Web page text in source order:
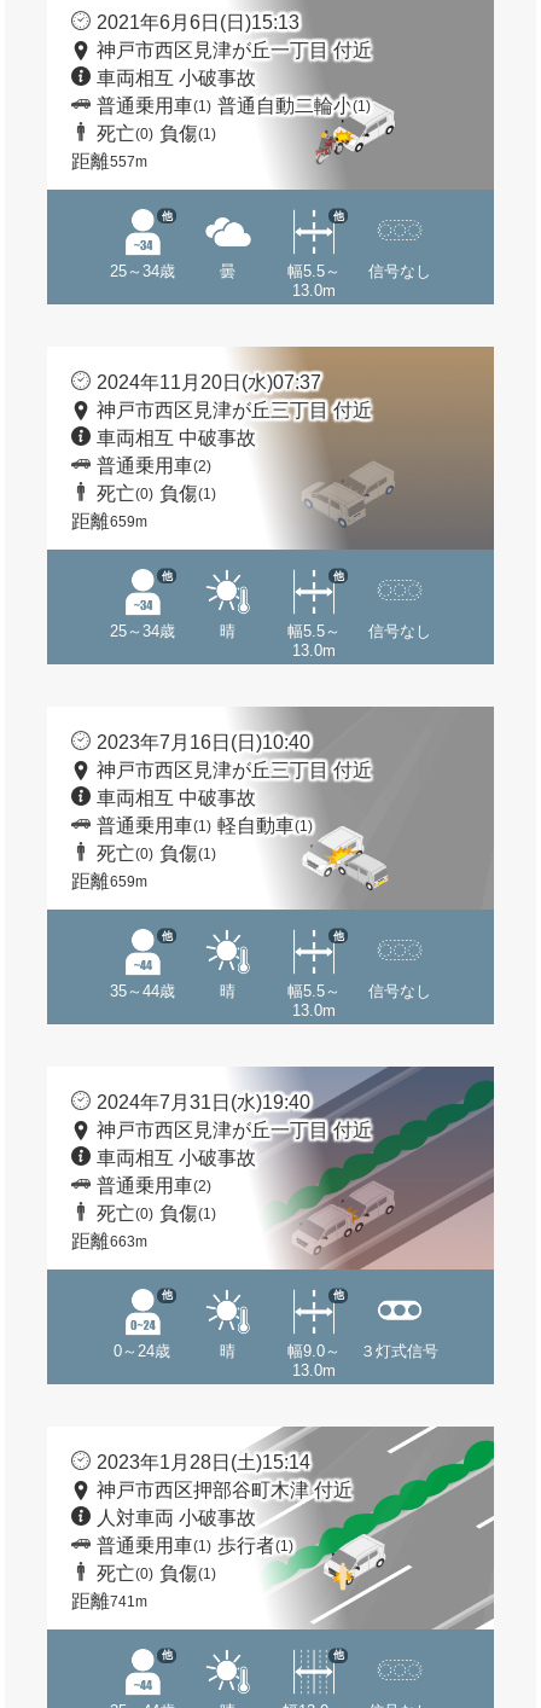
2021年6月6日(日)15:13
神戸市西区見津が丘一丁目 付近
車両相互 小破事故
普通乗用車(1) 普通自動二輪小(1)
死亡(0) 負傷(1)
距離557m
25～34歳
他
曇
幅5.5～
13.0m
他
信号なし
2024年11月20日(水)07:37
神戸市西区見津が丘三丁目 付近
車両相互 中破事故
普通乗用車(2)
死亡(0) 負傷(1)
距離659m
25～34歳
他
晴
幅5.5～
13.0m
他
信号なし
2023年7月16日(日)10:40
神戸市西区見津が丘三丁目 付近
車両相互 中破事故
普通乗用車(1) 軽自動車(1)
死亡(0) 負傷(1)
距離659m
35～44歳
他
晴
幅5.5～
13.0m
他
信号なし
2024年7月31日(水)19:40
神戸市西区見津が丘一丁目 付近
車両相互 小破事故
普通乗用車(2)
死亡(0) 負傷(1)
距離663m
0～24歳
他
晴
幅9.0～
13.0m
他
３灯式信号
2023年1月28日(土)15:14
神戸市西区押部谷町木津 付近
人対車両 小破事故
普通乗用車(1) 歩行者(1)
死亡(0) 負傷(1)
距離741m
他 他